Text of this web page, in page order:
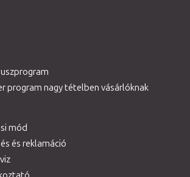
program nagy tételben vásárlóknak
mód
és reklamáció